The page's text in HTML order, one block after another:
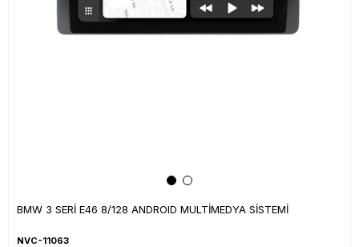
BMW 3 SERİ E46 8/128 ANDROID MULTİMEDYA SİSTEMİ
NVC-11063